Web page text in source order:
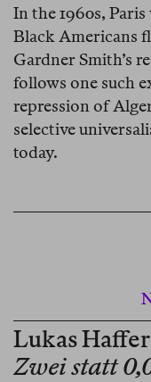
In the 1960s,
Black Americans
Gardner Smith’s
follows one such
repression of
selective
today.
Lukas
Zwei statt